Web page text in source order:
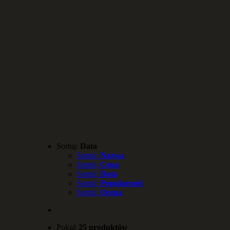
Sortuj: Data
Sortuj: Nazwa
Sortuj: Cena
Sortuj: Data
Sortuj: Popularność
Sortuj: Ocena
Pokaż 25 produktów